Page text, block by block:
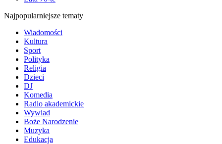
Najpopularniejsze tematy
Wiadomości
Kultura
Sport
Polityka
Religia
Dzieci
DJ
Komedia
Radio akademickie
Wywiad
Boże Narodzenie
Muzyka
Edukacja